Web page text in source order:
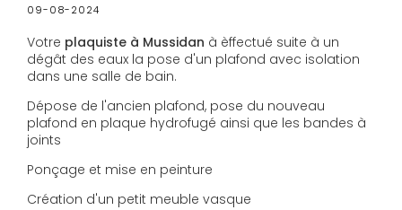
09-08-2024
Votre plaquiste à Mussidan à èffectué suite à un
dégât des eaux la pose d'un plafond avec isolation
dans une salle de bain.
Dépose de l'ancien plafond, pose du nouveau
plafond en plaque hydrofugé ainsi que les bandes à
joints
Ponçage et mise en peinture
Création d'un petit meuble vasque